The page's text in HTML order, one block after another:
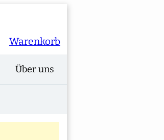
Warenkorb
Über uns